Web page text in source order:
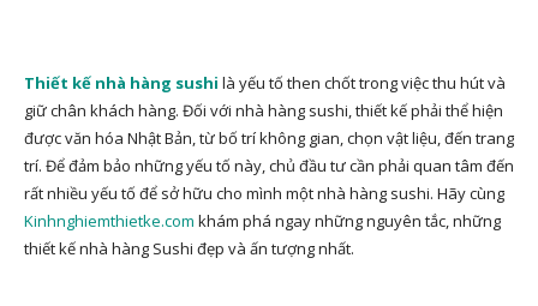
Thiết kế nhà hàng sushi là yếu tố then chốt trong việc thu hút và
giữ chân khách hàng. Đối với nhà hàng sushi, thiết kế phải thể hiện
được văn hóa Nhật Bản, từ bố trí không gian, chọn vật liệu, đến trang
trí. Để đảm bảo những yếu tố này, chủ đầu tư cần phải quan tâm đến
rất nhiều yếu tố để sở hữu cho mình một nhà hàng sushi. Hãy cùng
Kinhnghiemthietke.com khám phá ngay những nguyên tắc, những
thiết kế nhà hàng Sushi đẹp và ấn tượng nhất.